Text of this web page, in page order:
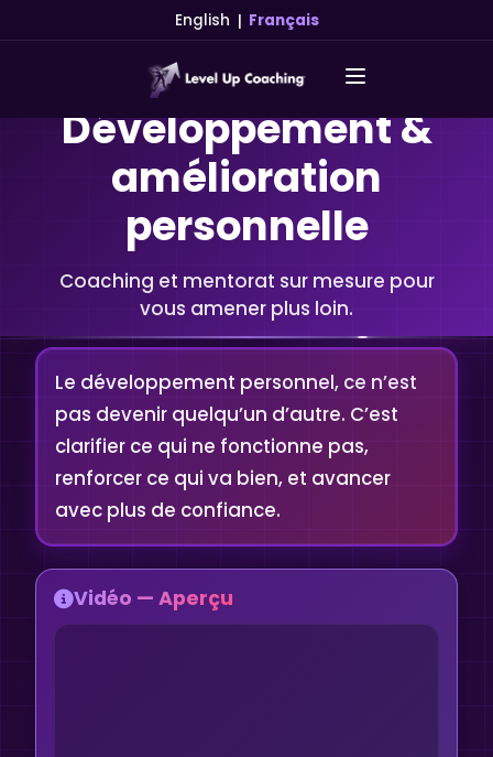
English | Français
Développement &
amélioration
personnelle
Coaching et mentorat sur mesure pour
vous amener plus loin.
Le développement personnel, ce n’est
pas devenir quelqu’un d’autre. C’est
clarifier ce qui ne fonctionne pas,
renforcer ce qui va bien, et avancer
avec plus de confiance.
Vidéo — Aperçu